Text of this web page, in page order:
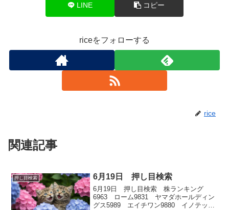
LINE コピー
riceをフォローする
rice
関連記事
押し目検索 6月19日 押し目検索
6月19日 押し目検索 株ランキング
6963 ローム9831 ヤマダホールディン
グス5989 エイチワン9880 イノテック